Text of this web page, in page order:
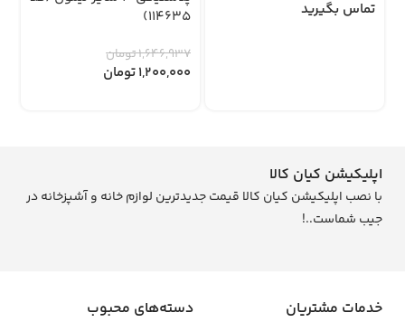
تماس بگیرید
114635)
1,646,937تومان
1,200,000تومان
اپلیکیشن کیان کالا
با نصب اپلیکیشن کیان کالا قیمت جدیدترین لوازم خانه و آشپزخانه در
جیب شماست..!
خدمات مشتریان دسته‌های محبوب